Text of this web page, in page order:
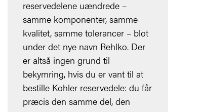
reservedelene uændrede –
samme komponenter, samme
kvalitet, samme tolerancer – blot
under det nye navn Rehlko. Der
er altså ingen grund til
bekymring, hvis du er vant til at
bestille Kohler reservedele: du får
præcis den samme del, den